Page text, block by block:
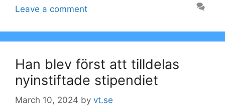
Leave a comment
Han blev först att tilldelas
nyinstiftade stipendiet
March 10, 2024 by vt.se